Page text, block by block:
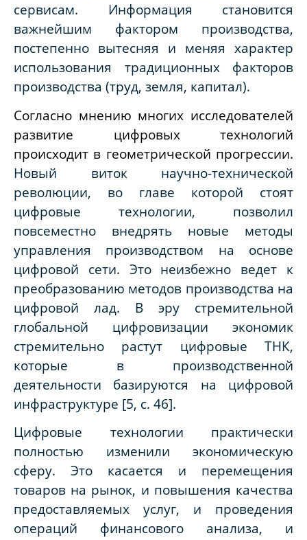
сервисам. Информация становится
важнейшим фактором производства,
постепенно вытесняя и меняя характер
использования традиционных факторов
производства (труд, земля, капитал).
Согласно мнению многих исследователей
развитие цифровых технологий
происходит в геометрической прогрессии.
Новый виток научно-технической
революции, во главе которой стоят
цифровые технологии, позволил
повсеместно внедрять новые методы
управления производством на основе
цифровой сети. Это неизбежно ведет к
преобразованию методов производства на
цифровой лад. В эру стремительной
глобальной цифровизации экономик
стремительно растут цифровые ТНК,
которые в производственной
деятельности базируются на цифровой
инфраструктуре [5, c. 46].
Цифровые технологии практически
полностью изменили экономическую
сферу. Это касается и перемещения
товаров на рынок, и повышения качества
предоставляемых услуг, и проведения
операций финансового анализа, и